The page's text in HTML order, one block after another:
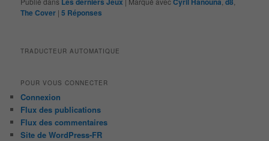
The Cover |5 Réponses
TRADUCTEUR AUTOMATIQUE
POUR VOUS CONNECTER
Connexion
Flux des publications
Flux des commentaires
Site de WordPress-FR